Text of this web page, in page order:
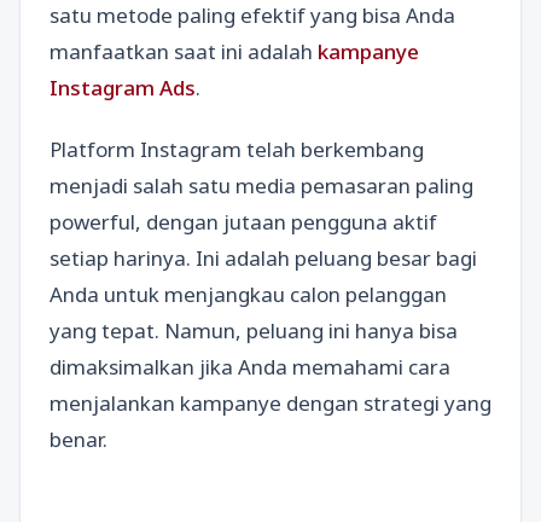
satu metode paling efektif yang bisa Anda
manfaatkan saat ini adalah kampanye
Instagram Ads.
Platform Instagram telah berkembang
menjadi salah satu media pemasaran paling
powerful, dengan jutaan pengguna aktif
setiap harinya. Ini adalah peluang besar bagi
Anda untuk menjangkau calon pelanggan
yang tepat. Namun, peluang ini hanya bisa
dimaksimalkan jika Anda memahami cara
menjalankan kampanye dengan strategi yang
benar.